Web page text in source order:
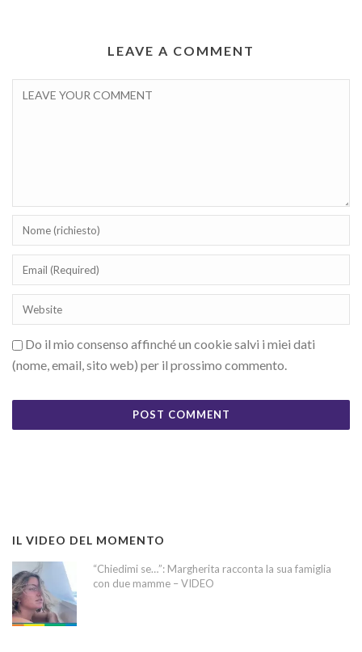
LEAVE A COMMENT
Do il mio consenso affinché un cookie salvi i miei dati
(nome, email, sito web) per il prossimo commento.
IL VIDEO DEL MOMENTO
“Chiedimi se…”: Margherita racconta la sua famiglia
con due mamme – VIDEO